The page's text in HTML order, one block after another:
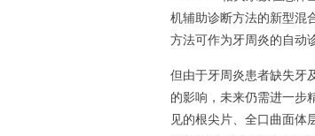
机辅助诊断方法的新型混
方法可作为牙周炎的自动
但由于牙周炎患者缺失牙
的影响，未来仍需进一步
见的根尖片、全口曲面体